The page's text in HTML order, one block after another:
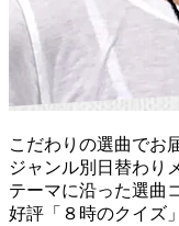
こだわりの選曲でお
ジャンル別日替わり
テーマに沿った選曲
好評「８時のクイズ